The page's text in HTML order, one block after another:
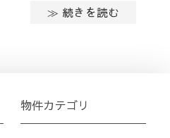
≫ 続きを読む
物件カテゴリ